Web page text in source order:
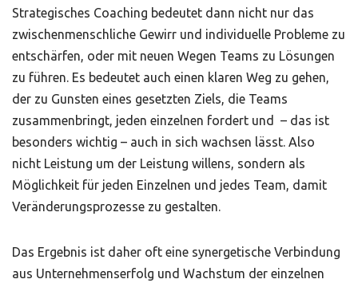
Strategisches Coaching bedeutet dann nicht nur das
zwischenmenschliche Gewirr und individuelle Probleme zu
entschärfen, oder mit neuen Wegen Teams zu Lösungen
zu führen. Es bedeutet auch einen klaren Weg zu gehen,
der zu Gunsten eines gesetzten Ziels, die Teams
zusammenbringt, jeden einzelnen fordert und – das ist
besonders wichtig – auch in sich wachsen lässt. Also
nicht Leistung um der Leistung willens, sondern als
Möglichkeit für jeden Einzelnen und jedes Team, damit
Veränderungsprozesse zu gestalten.
Das Ergebnis ist daher oft eine synergetische Verbindung
aus Unternehmenserfolg und Wachstum der einzelnen